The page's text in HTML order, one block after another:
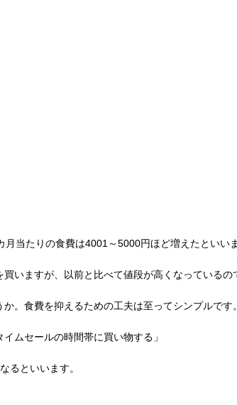
当たりの食費は4001～5000円ほど増えたといい
買いますが、以前と比べて値段が高くなっている
。食費を抑えるための工夫は至ってシンプルです。
ムセールの時間帯に買い物する」
るといいます。